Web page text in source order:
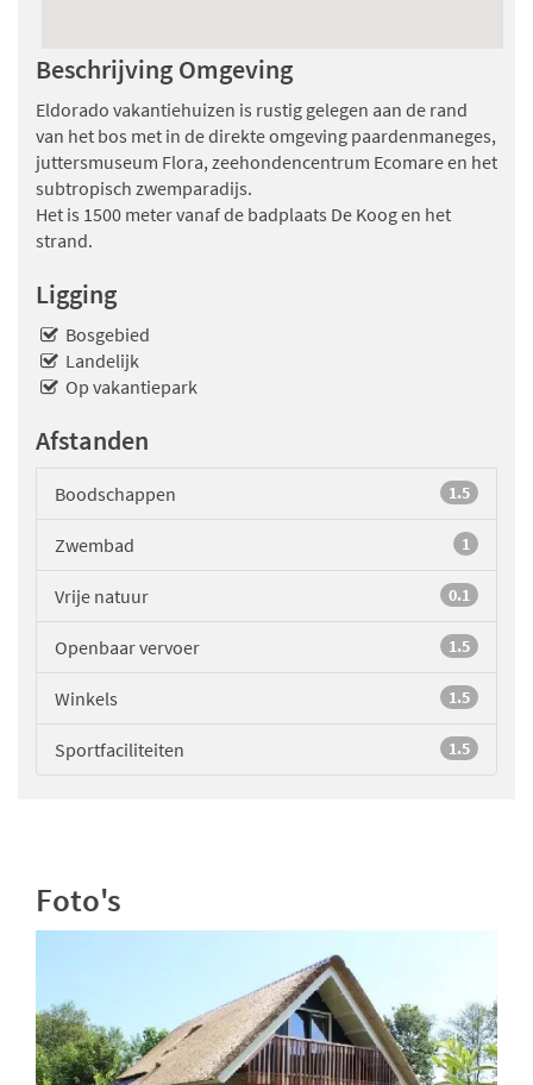
Beschrijving Omgeving
Eldorado vakantiehuizen is rustig gelegen aan de rand
van het bos met in de direkte omgeving paardenmaneges,
juttersmuseum Flora, zeehondencentrum Ecomare en het
subtropisch zwemparadijs.
Het is 1500 meter vanaf de badplaats De Koog en het
strand.
Ligging
Bosgebied
Landelijk
Op vakantiepark
Afstanden
Boodschappen 1.5
Zwembad 1
Vrije natuur 0.1
Openbaar vervoer 1.5
Winkels 1.5
Sportfaciliteiten 1.5
Foto's